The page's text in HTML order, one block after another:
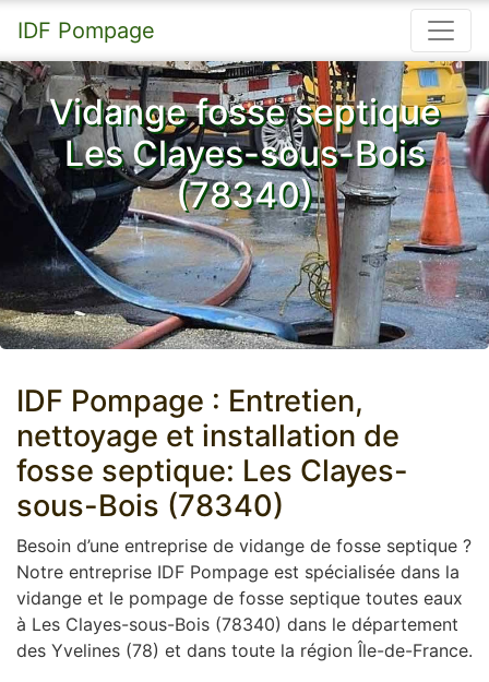
IDF Pompage
Vidange fosse septique
Les Clayes-sous-Bois
(78340)
IDF Pompage : Entretien,
nettoyage et installation de
fosse septique: Les Clayes-
sous-Bois (78340)
Besoin d’une entreprise de vidange de fosse septique ?
Notre entreprise IDF Pompage est spécialisée dans la
vidange et le pompage de fosse septique toutes eaux
à Les Clayes-sous-Bois (78340) dans le département
des Yvelines (78) et dans toute la région Île-de-France.